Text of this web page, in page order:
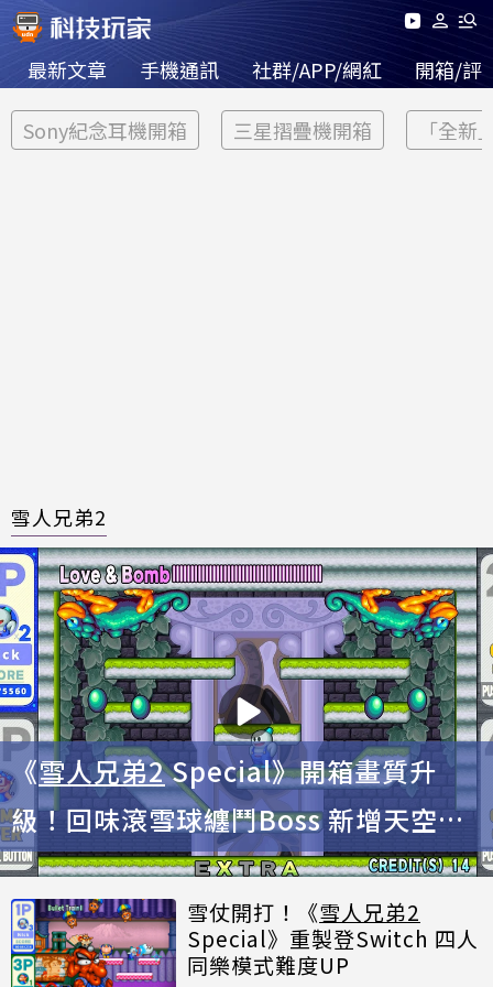
最新文章 手機通訊 社群/APP/網紅 開箱/評
Sony紀念耳機開箱 三星摺疊機開箱 「全新
雪人兄弟2
《雪人兄弟2Special》開箱畫質升
級！回味滾雪球纏鬥Boss 新增天空模
式更好玩
雪仗開打！《雪人兄弟2
Special》重製登Switch 四人
同樂模式難度UP